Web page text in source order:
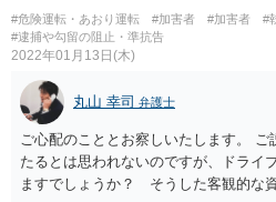
#危険運転・あおり運転 #加害者 #加害者 #
#逮捕や勾留の阻止・準抗告
2022年01月13日(木)
丸山 幸司 弁護士
ご心配のこととお察しいたします。
たるとは思われないのですが、ドライ
ますでしょうか？ そうした客観的な